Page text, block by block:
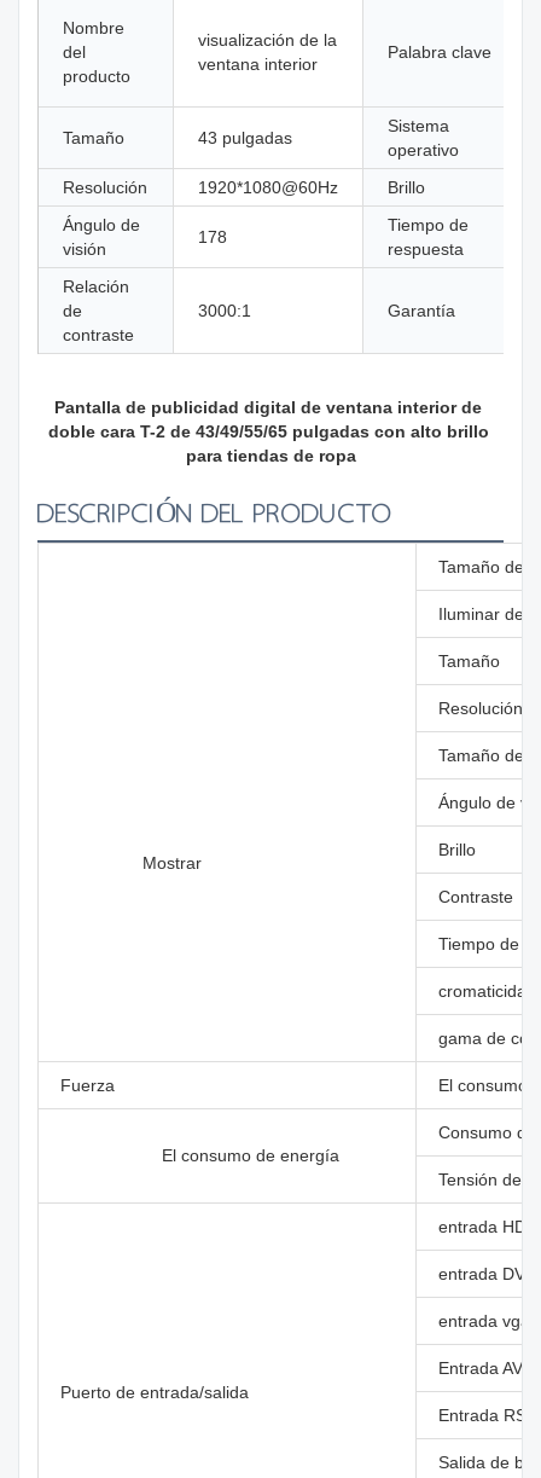
Nombre
del
producto
visualización de la
ventana interior
Palabra clave
Tamaño 43 pulgadas
Sistema
operativo
Resolución
1920*1080@60Hz
Brillo
Ángulo de
visión
178
Tiempo de
respuesta
Relación
de
contraste
3000:1 Garantía
Pantalla de publicidad digital de ventana interior de
doble cara T-2 de 43/49/55/65 pulgadas con alto brillo
para tiendas de ropa
DESCRIPCIÓN DEL PRODUCTO
Mostrar
Tamaño del
Iluminar
Tamaño
Resolución
Tamaño de
Ángulo de
Brillo
Contraste
Tiempo de
cromaticidad
gama de
Fuerza El consumo
El consumo de energía
Consumo
Tensión de
Puerto de entrada/salida
entrada
entrada DVI
entrada vga
Entrada AV
Entrada
Salida de